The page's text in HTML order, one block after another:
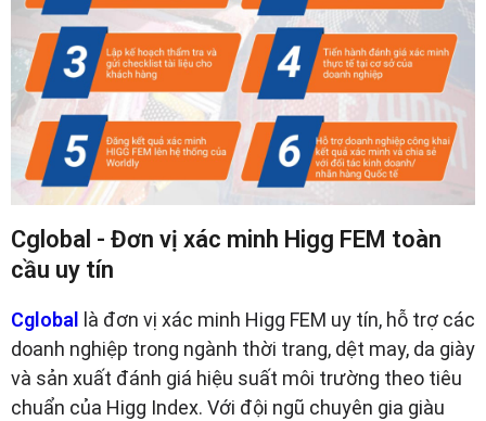
Cglobal - Đơn vị xác minh Higg FEM toàn
cầu uy tín
Cglobal
là đơn vị xác minh Higg FEM uy tín, hỗ trợ các
doanh nghiệp trong ngành thời trang, dệt may, da giày
và sản xuất đánh giá hiệu suất môi trường theo tiêu
chuẩn của Higg Index. Với đội ngũ chuyên gia giàu